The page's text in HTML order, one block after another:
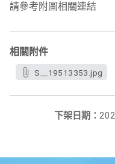
請參考附圖相關連結
相關附件
S__19513353.jpg
下架日期：